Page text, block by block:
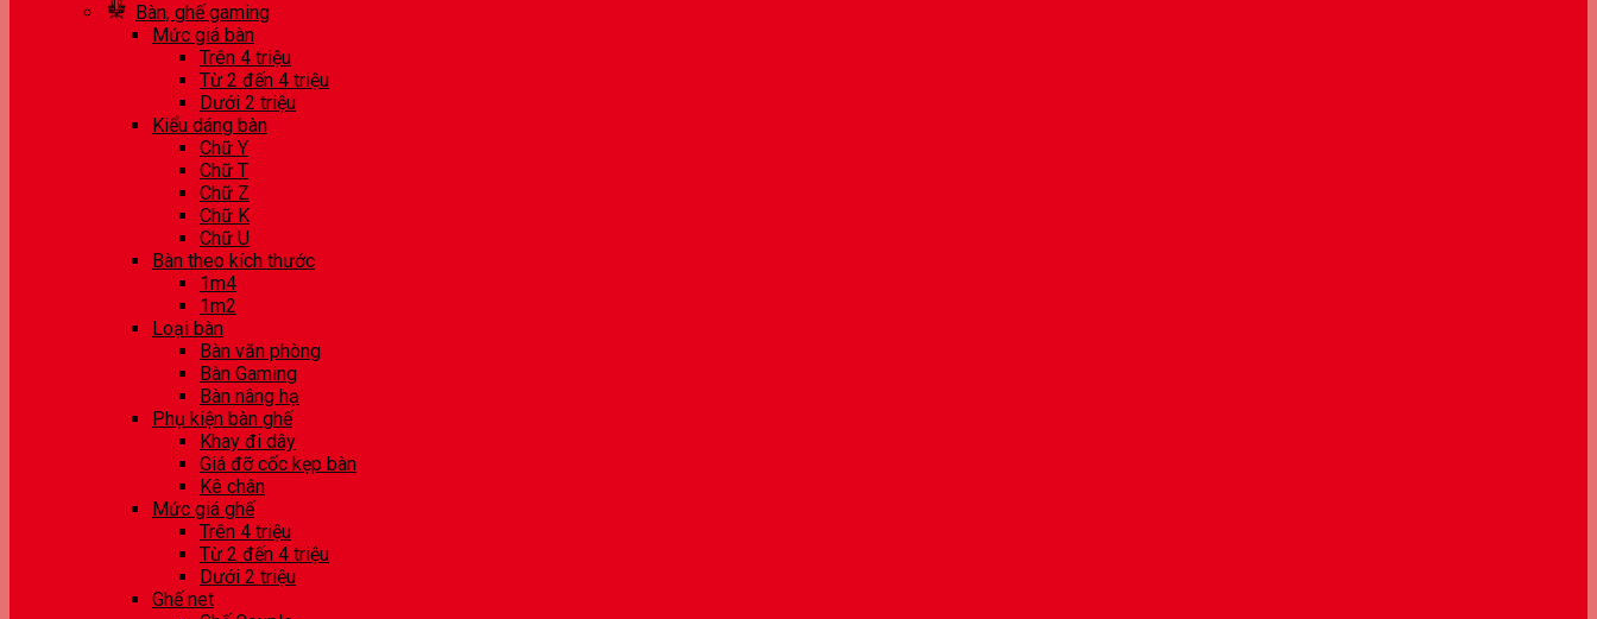
Bàn, ghế gaming
Mức giá bàn
Trên 4 triệu
Từ 2 đến 4 triệu
Dưới 2 triệu
Kiểu dáng bàn
Chữ Y
Chữ T
Chữ Z
Chữ K
Chữ U
Bàn theo kích thước
1m4
1m2
Loại bàn
Bàn văn phòng
Bàn Gaming
Bàn nâng hạ
Phụ kiện bàn ghế
Khay đi dây
Giá đỡ cốc kẹp bàn
Kê chân
Mức giá ghế
Trên 4 triệu
Từ 2 đến 4 triệu
Dưới 2 triệu
Ghế net